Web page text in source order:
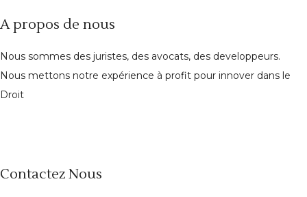
A propos de nous
Nous sommes des juristes, des avocats, des developpeurs.
Nous mettons notre expérience à profit pour innover dans le
Droit
Contactez Nous